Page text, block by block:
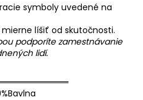
symboly uvedené na
líšiť od skutočnosti.
podporíte zamestnávanie
lidí.